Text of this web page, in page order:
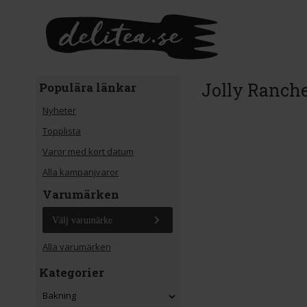
Populära länkar
Nyheter
Topplista
Varor med kort datum
Alla kampanjvaror
Varumärken
Välj varumärke
Alla varumärken
Kategorier
Bakning
Jolly